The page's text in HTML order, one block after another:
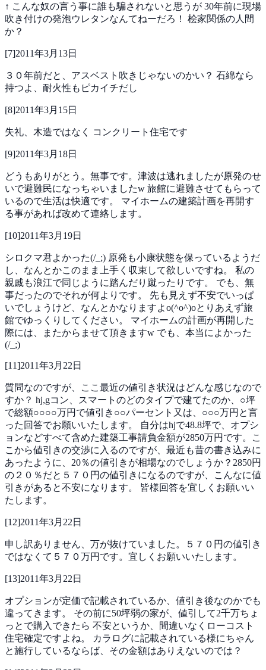
↑ こんな奴の言う事に誰も騙されないと思うが 30年前に現場
吹き付けの発泡ウレタンなんてねーだろ！ 桧家関係の人間
か？
[7]2011年3月13日
３０年前だと、アスベスト吹きじゃないのかい？ 石綿なら
持つよ、耐火性もピカイチだし
[8]2011年3月15日
失礼、木造ではなく コンクリート住宅です
[9]2011年3月18日
どうもありがとう。無事です。津波は逃れましたが原発のせ
いで避難民になっちゃいましたw 旅館に避難させてもらって
いるので生活は快適です。 マイホームの建築計画を再開す
る事があれば改めて連絡します。
[10]2011年3月19日
シロクマ君よかった(/_;) 原発も小康状態を保っているようだ
し、なんとかこのまま上手く収束して欲しいですね。 私の
親戚も浪江で同じように踏んだり蹴ったりです。 でも、無
事だったのでそれが何よりです。 先も見えず不安でいっぱ
いでしょうけど、なんとかなりますよo(^o^)oとりあえず旅
館でゆっくりしてください。 マイホームの計画が再開した
際には、またからませて頂きますw でも、本当によかった
(/_;)
[11]2011年3月22日
質問なのですが、ここ最近の値引き状況はどんな感じなので
すか？ hj,gコン、スマートのどのタイプで建てたのか、○坪
で総額○○○○万円で値引き○○パーセント又は、○○○万円と言
った回答でお願いいたします。
自分はhjで48.8坪で、オプシ
ョンなどすべて含めた建築工事請負金額が2850万円です。こ
こから値引きの交渉に入るのですが、最近も昔の書き込みに
あったように、20％の値引きが相場なのでしょうか？2850円
の２０％だと５７０円の値引きになるのですが、こんなに値
引きがあると不安になります。 皆様回答を宜しくお願いい
たします。
[12]2011年3月22日
申し訳ありません、万が抜けていました。５７０円の値引き
ではなくて５７０万円です。宜しくお願いいたします。
[13]2011年3月22日
オプションが定価で記載されているか、値引き後なのかでも
違ってきます。 その前に50坪弱の家が、値引して2千万ちょ
っとで購入できたら 不安というか、間違いなくローコスト
住宅確定ですよね。
カラログに記載されている様にちゃん
と施行しているならば、その金額はありえないのでは？